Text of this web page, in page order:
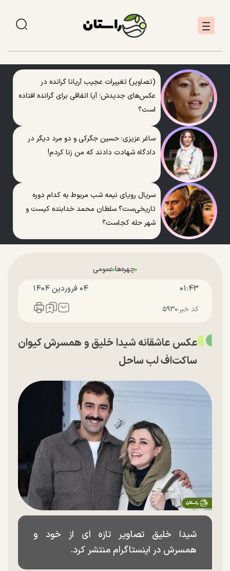
(تصاویر) تغییرات عجیب آریانا گرانده در
عکس‌های جدیدش؛ آیا اتفاقی برای گرانده افتاده
است؟
ساغر عزیزی: حسین جگرکی و دو مرد دیگر در
دادگاه شهادت دادند که من زنا کردم!
سریال رویای نیمه شب مربوط به کدام دوره
تاریخی‌ست؟ سلطان محمد خدابنده کیست و
شهر حله کجاست؟
چهره‌هاعمومی
۰۱:۴۳ ۰۴ فروردين ۱۴۰۴
کد خبر:۵۹۳۰
عکس عاشقانه شیدا خلیق و همسرش کیوان
ساکت‌اف لب ساحل
شیدا خلیق تصاویر تازه ای از خود و
همسرش در اینستاگرام منتشر کرد.